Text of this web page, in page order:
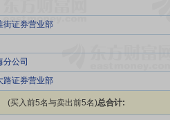
街证券营业部
公司
路证券营业部
(买入前5名与卖出前5名)总合计: